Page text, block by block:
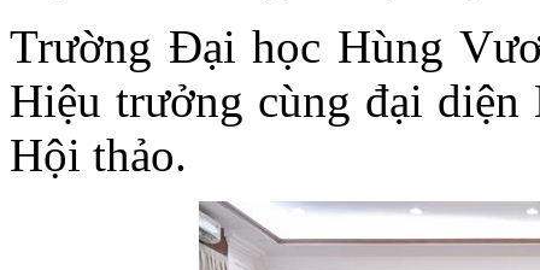
Trường Đại học Hùng
Hiệu trưởng cùng đại
Hội thảo.